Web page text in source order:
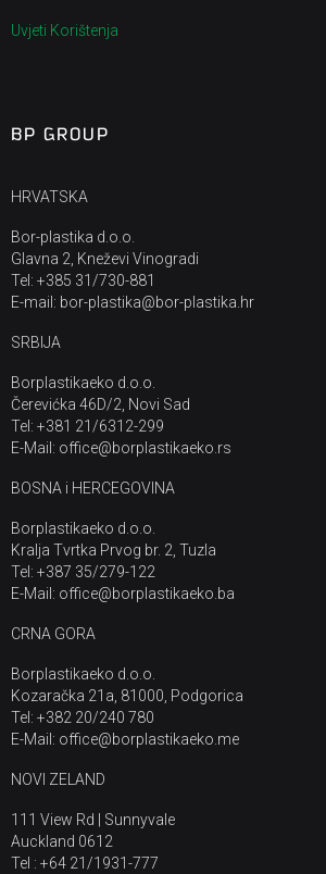
Uvjeti Korištenja
BP GROUP
HRVATSKA
Bor-plastika d.o.o.
Glavna 2, Kneževi Vinogradi
Tel: +385 31/730-881
E-mail: bor-plastika@bor-plastika.hr
SRBIJA
Borplastikaeko d.o.o.
Čerevićka 46D/2, Novi Sad
Tel: +381 21/6312-299
E-Mail: office@borplastikaeko.rs
BOSNA i HERCEGOVINA
Borplastikaeko d.o.o.
Kralja Tvrtka Prvog br. 2, Tuzla
Tel: +387 35/279-122
E-Mail: office@borplastikaeko.ba
CRNA GORA
Borplastikaeko d.o.o.
Kozaračka 21a, 81000, Podgorica
Tel: +382 20/240 780
E-Mail: office@borplastikaeko.me
NOVI ZELAND
111 View Rd | Sunnyvale
Auckland 0612
Tel : +64 21/1931-777